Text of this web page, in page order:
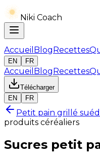
Niki Coach
Accueil BlogRecettes
EN
FR
Accueil BlogRecettes
Télécharger
EN
FR
Petit pain grillé
produits céréaliers
Sucres petit